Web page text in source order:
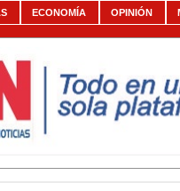
ECONOMÍA OPINIÓN